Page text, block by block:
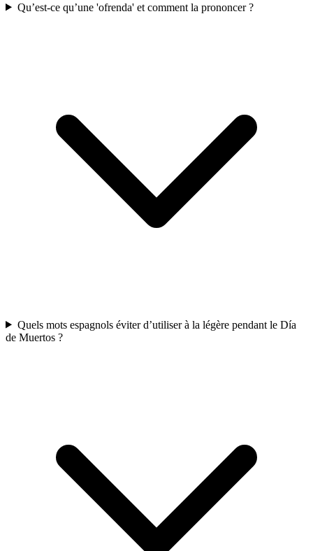
Qu’est-ce qu’une 'ofrenda' et comment la prononcer ?
Quels mots espagnols éviter d’utiliser à la légère pendant le Día
de Muertos ?